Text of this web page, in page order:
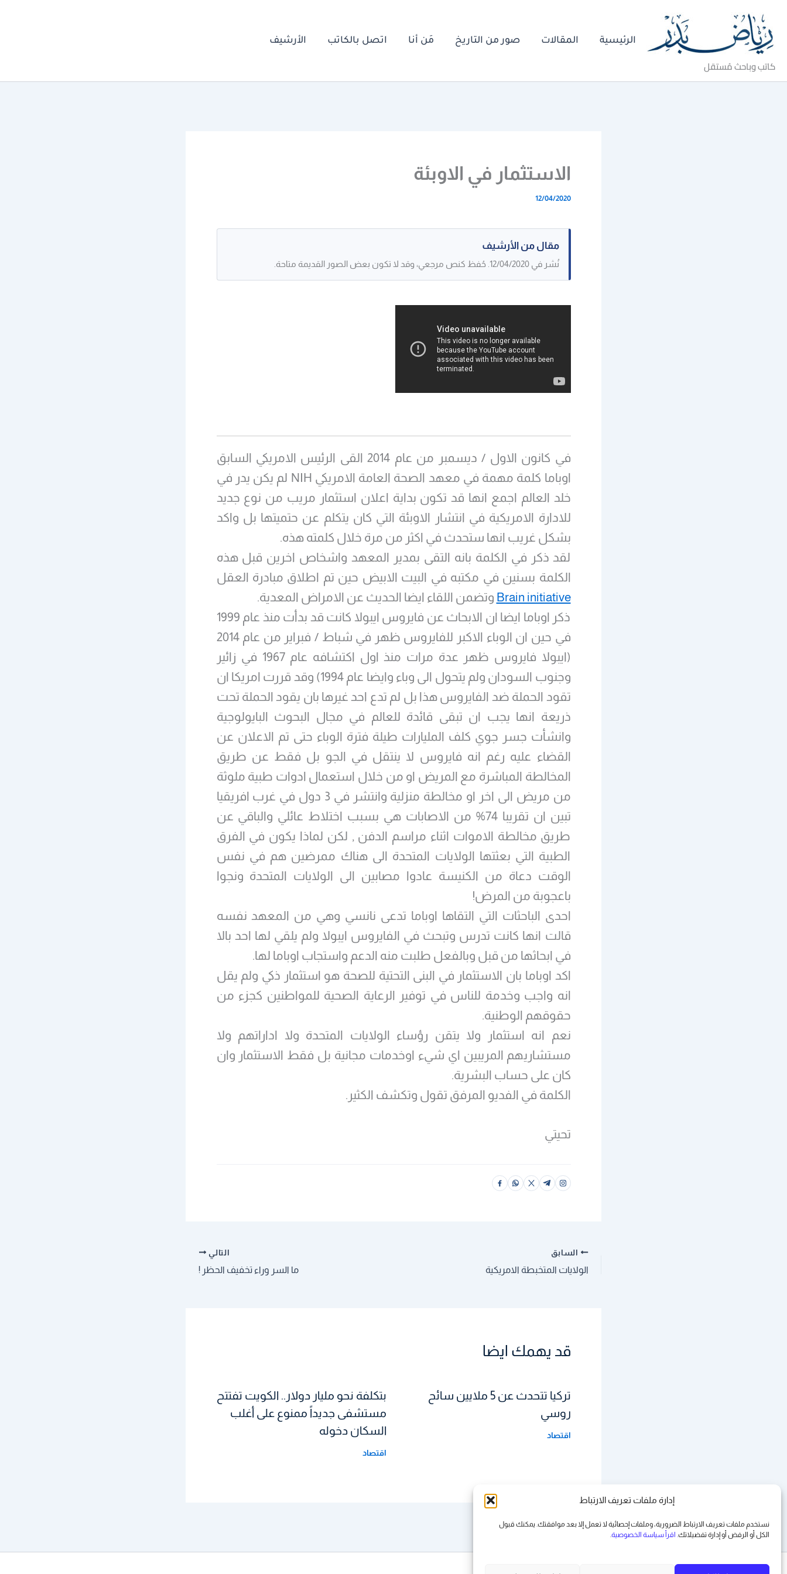
إدارة ملفات تعريف الارتباط
نستخدم ملفات تعريف الارتباط الضرورية، وملفات إحصائية لا تعمل إلا بعد موافقتك. يمكنك قبول
الكل أو الرفض أوإدارة تفضيلاتك. اقرأ سياسة الخصوصية.
المحتوى
كاتب وباحث مُستقل
الرئيسية المقالات صور من التاريخ مَن أنا اتصل بالكاتب الأرشيف
الاستثمار في الاوبئة
12/04/2020
مقال من الأرشيف
نُشر في 12/04/2020. حُفظ كنص مرجعي، وقد لا تكون بعض الصور القديمة متاحة.
في كانون الاول / ديسمبر من عام 2014 القى الرئيس الامريكي السابق
اوباما كلمة مهمة في معهد الصحة العامة الامريكي NIH لم يكن يدر في
خلد العالم اجمع انها قد تكون بداية اعلان استثمار مريب من نوع جديد
للادارة الامريكية في انتشار الاوبئة التي كان يتكلم عن حتميتها بل واكد
بشكل غريب انها ستحدث في اكثر من مرة خلال كلمته هذه.
لقد ذكر في الكلمة بانه التقى بمدير المعهد واشخاص اخرين قبل هذه
الكلمة بسنين في مكتبه في البيت الابيض حين تم اطلاق مبادرة العقل
Brain initiative وتضمن اللقاء ايضا الحديث عن الامراض المعدية.
ذكر اوباما ايضا ان الابحاث عن فايروس ايبولا كانت قد بدأت منذ عام 1999
في حين ان الوباء الاكبر للفايروس ظهر في شباط / فبراير من عام 2014
(ايبولا فايروس ظهر عدة مرات منذ اول اكتشافه عام 1967 في زائير
وجنوب السودان ولم يتحول الى وباء وايضا عام 1994) وقد قررت امريكا ان
تقود الحملة ضد الفايروس هذا بل لم تدع احد غيرها بان يقود الحملة تحت
ذريعة انها يجب ان تبقى قائدة للعالم في مجال البحوث البايولوجية
وانشأت جسر جوي كلف المليارات طيلة فترة الوباء حتى تم الاعلان عن
القضاء عليه رغم انه فايروس لا ينتقل في الجو بل فقط عن طريق
المخالطة المباشرة مع المريض او من خلال استعمال ادوات طبية ملوثة
من مريض الى اخر او مخالطة منزلية وانتشر في 3 دول في غرب افريقيا
تبين ان تقريبا 74% من الاصابات هي بسبب اختلاط عائلي والباقي عن
طريق مخالطة الاموات اثناء مراسم الدفن , لكن لماذا يكون في الفرق
الطبية التي بعثتها الولايات المتحدة الى هناك ممرضين هم في نفس
الوقت دعاة من الكنيسة عادوا مصابين الى الولايات المتحدة ونجوا
باعجوبة من المرض!
احدى الباحثات التي التقاها اوباما تدعى نانسي وهي من المعهد نفسه
قالت انها كانت تدرس وتبحث في الفايروس ايبولا ولم يلقي لها احد بالا
في ابحاثها من قبل وبالفعل طلبت منه الدعم واستجاب اوباما لها.
اكد اوباما بان الاستثمار في البنى التحتية للصحة هو استثمار ذكي ولم يقل
انه واجب وخدمة للناس في توفير الرعاية الصحية للمواطنين كجزء من
حقوقهم الوطنية.
نعم انه استثمار ولا يتقن رؤساء الولايات المتحدة ولا اداراتهم ولا
مستشاريهم المريبين اي شيء اوخدمات مجانية بل فقط الاستثمار وان
كان على حساب البشرية.
الكلمة في الفديو المرفق تقول وتكشف الكثير.
تحيتي
السابق
الولايات المتخبطة الامريكية
التالي
ما السر وراء تخفيف الحظر !
قد يهمك ايضا
تركيا تتحدث عن 5 ملايين سائح
روسي
اقتصاد
بتكلفة نحو مليار دولار.. الكويت تفتتح
مستشفى جديداً ممنوع على أغلب
السكان دخوله
اقتصاد